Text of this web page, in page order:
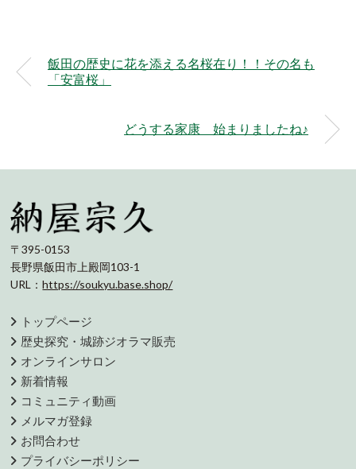
飯田の歴史に花を添える名桜在り！！その名も
「安富桜」
どうする家康 始まりましたね♪
〒395-0153
長野県飯田市上殿岡103-1
URL：https://soukyu.base.shop/
トップページ
歴史探究・城跡ジオラマ販売
オンラインサロン
新着情報
コミュニティ動画
メルマガ登録
お問合わせ
プライバシーポリシー